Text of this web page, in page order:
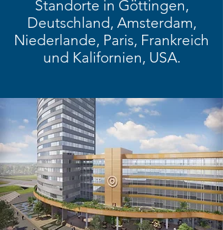
Standorte in Göttingen,
Deutschland, Amsterdam,
Niederlande, Paris, Frankreich
und Kalifornien, USA.